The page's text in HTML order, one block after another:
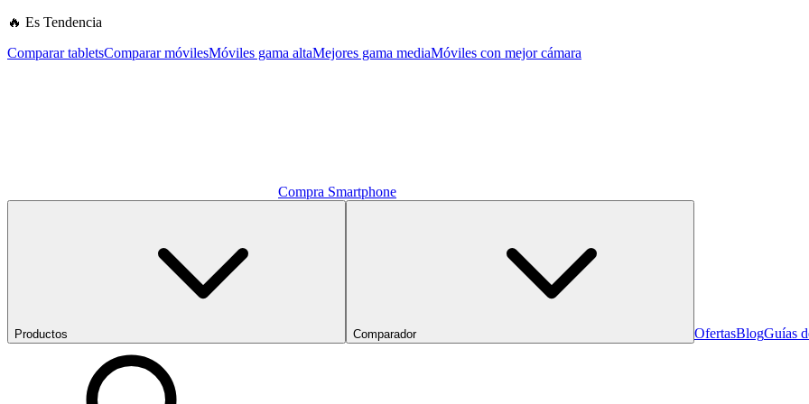
🔥 Es Tendencia
Comparar tabletsComparar móvilesMóviles gama altaMejores gama mediaMóviles con mejor cámara
Compra Smartphone
Productos Comparador OfertasBlogGuías